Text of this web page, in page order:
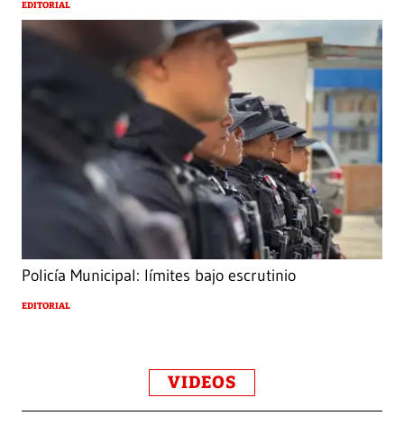
EDITORIAL
Policía Municipal: límites bajo escrutinio
EDITORIAL
VIDEOS